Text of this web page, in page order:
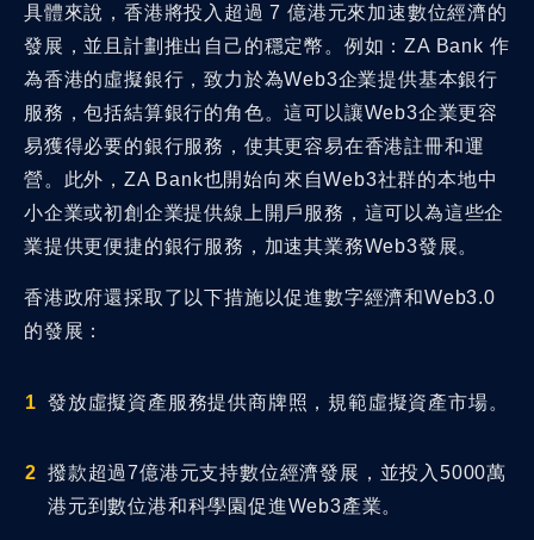
具體來說，香港將投入超過 7 億港元來加速數位經濟的
發展，並且計劃推出自己的穩定幣。例如：ZA Bank 作
為香港的虛擬銀行，致力於為Web3企業提供基本銀行
服務，包括結算銀行的角色。這可以讓Web3企業更容
易獲得必要的銀行服務，使其更容易在香港註冊和運
營。此外，ZA Bank也開始向來自Web3社群的本地中
小企業或初創企業提供線上開戶服務，這可以為這些企
業提供更便捷的銀行服務，加速其業務Web3發展。
香港政府還採取了以下措施以促進數字經濟和Web3.0
的發展：
發放虛擬資產服務提供商牌照，規範虛擬資產市場。
撥款超過7億港元支持數位經濟發展，並投入5000萬
港元到數位港和科學園促進Web3產業。